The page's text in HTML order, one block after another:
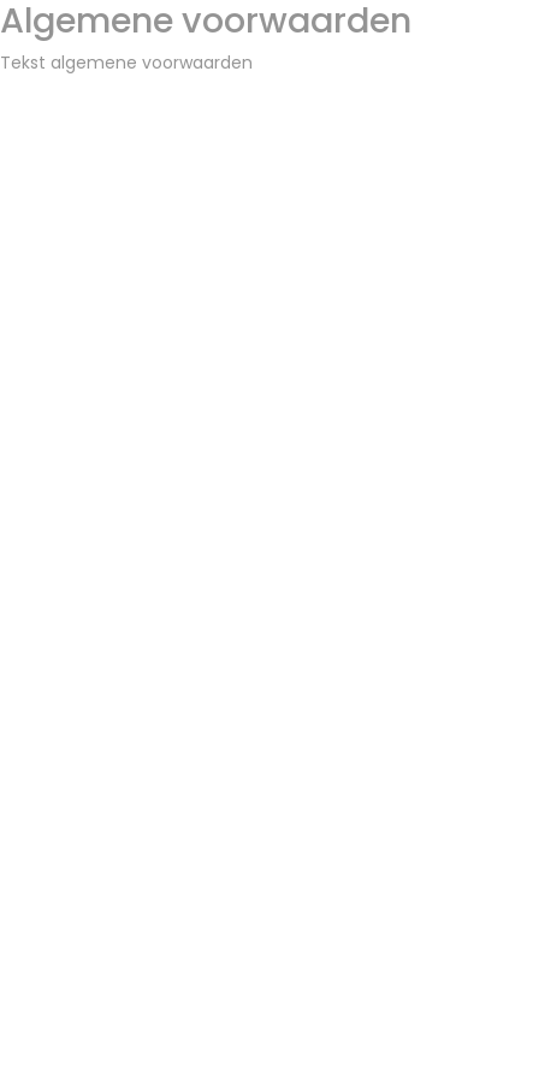
Algemene voorwaarden
Tekst algemene voorwaarden